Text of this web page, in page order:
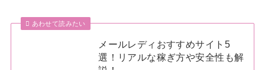
あわせて読みたい
メールレディおすすめサイト5
選！リアルな稼ぎ方や安全性も解